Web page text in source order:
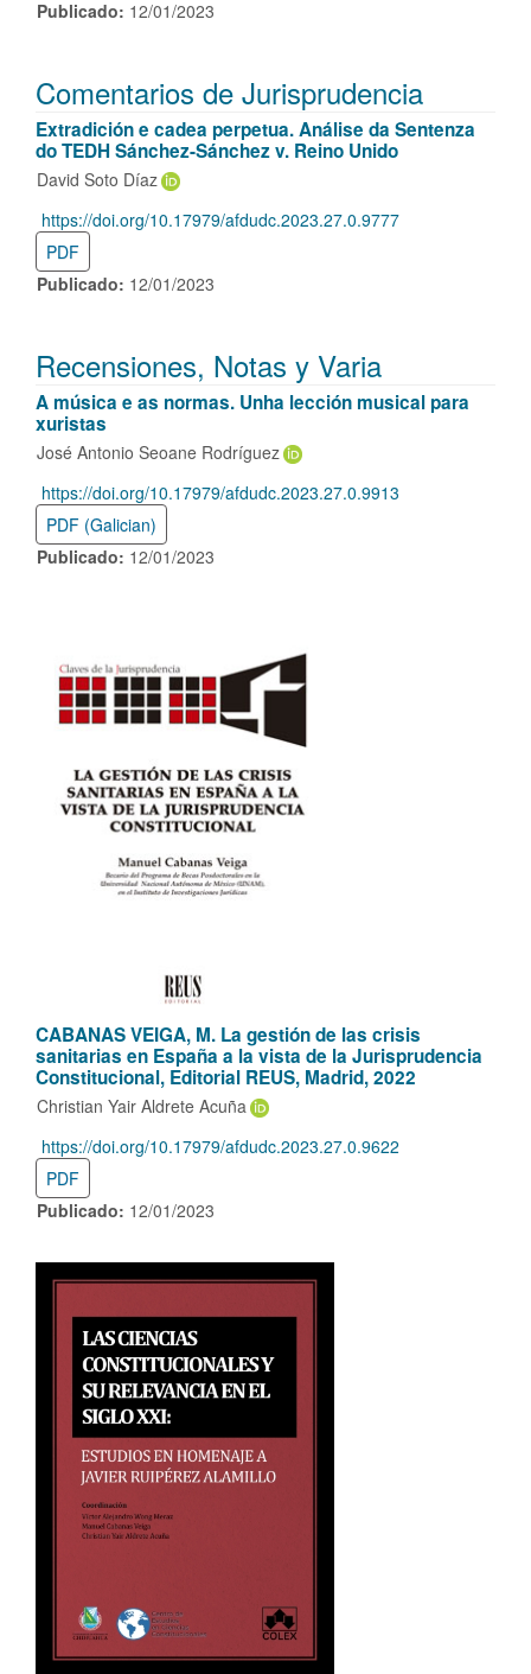
Publicado: 12/01/2023
Comentarios de Jurisprudencia
Extradición e cadea perpetua. Análise da Sentenza
do TEDH Sánchez-Sánchez v. Reino Unido
David Soto Díaz
https://doi.org/10.17979/afdudc.2023.27.0.9777
PDF
Publicado: 12/01/2023
Recensiones, Notas y Varia
A música e as normas. Unha lección musical para
xuristas
José Antonio Seoane Rodríguez
https://doi.org/10.17979/afdudc.2023.27.0.9913
PDF (Galician)
Publicado: 12/01/2023
CABANAS VEIGA, M. La gestión de las crisis
sanitarias en España a la vista de la Jurisprudencia
Constitucional, Editorial REUS, Madrid, 2022
Christian Yair Aldrete Acuña
https://doi.org/10.17979/afdudc.2023.27.0.9622
PDF
Publicado: 12/01/2023